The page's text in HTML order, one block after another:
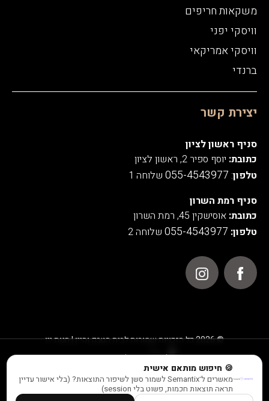
משקאות חריפים
וויסקי יפני
וויסקי אמריקאי
ברנדי
יצירת קשר
סניף ראשון לציון
כתובת: יוסף ספיר 2, ראשון לציון
טלפון:
055-4543977 שלוחה 1
סניף רמת השרון
כתובת: אוסישקין 45, רמת השרון
טלפון: 055-4543977 שלוחה 2
© 2026 כל הזכויות שמורות לבית הטבק והיין | חנות יין
אנו משתמשים בעוגיות לצורך תפעול האתר, ניתוחים סטטיסטיים,
שיפור חוויית המשתמש והתוכן המוצג באתר.
למידע נוסף ראו במדיניות הפרטיות שלנו
🍪 חיפוש מותאם אישית
מאשרים ל־Semantix לשמור סשן לשיפור התוצאות? (בלי אישור עדיין
תראה תוצאות חכמות, פשוט בלי session)